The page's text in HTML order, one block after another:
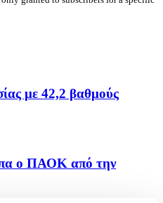
με 42,2 βαθμούς
ο ΠΑΟΚ από την